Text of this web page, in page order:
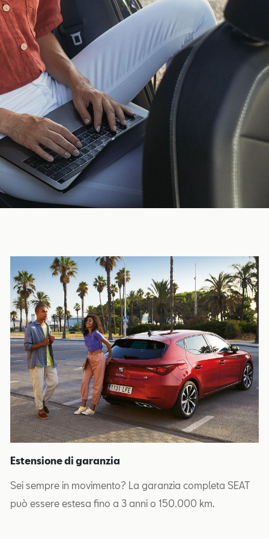
Estensione di garanzia
Sei sempre in movimento? La garanzia completa SEAT
può essere estesa fino a 3 anni o 150.000 km.